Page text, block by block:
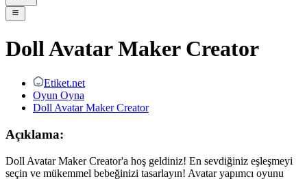
Doll Avatar Maker Creator
Etiket.net
Oyun Oyna
Doll Avatar Maker Creator
Açıklama:
Doll Avatar Maker Creator'a hoş geldiniz! En sevdiğiniz eşleşmeyi
seçin ve mükemmel bebeğinizi tasarlayın! Avatar yapımcı oyunu